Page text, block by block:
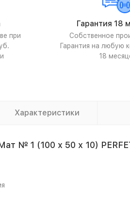
при
Гарантия 18
Собственное
Гарантия на любую
18
Характеристики
№ 1 (100 х 50 х 10)